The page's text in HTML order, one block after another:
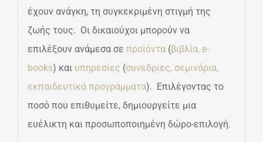
έχουν ανάγκη, τη συγκεκριμένη στιγμή της
ζωής τους. Οι δικαιούχοι μπορούν να
επιλέξουν ανάμεσα σε προϊόντα(βιβλία, e-
books) και υπηρεσίες (συνεδρίες, σεμινάρια,
εκπαιδευτικά προγράμματα). Επιλέγοντας το
ποσό που επιθυμείτε, δημιουργείτε μια
ευέλικτη και προσωποποιημένη δώρο-επιλογή.